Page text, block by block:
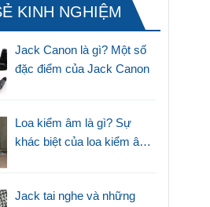
KINH NGHIỆM
Jack Canon là gì? Một số
đặc điểm của Jack Canon
Loa kiểm âm là gì? Sự
khác biệt của loa kiểm âm
Jack tai nghe và những